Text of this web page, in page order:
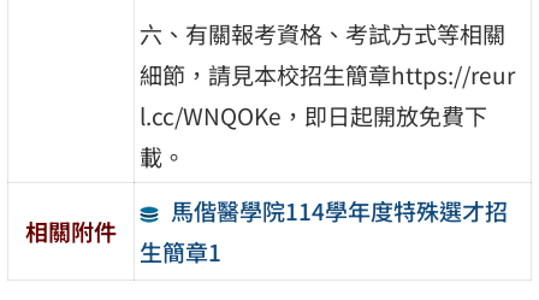
六、有關報考資格、考試方式等相關
細節，請見本校招生簡章https://reur
l.cc/WNQOKe，即日起開放免費下
載。
相關附件
馬偕醫學院114學年度特殊選才招
生簡章1